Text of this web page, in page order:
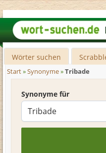
Wörter suchen
Start»Synonyme»Tribade
Synonyme für